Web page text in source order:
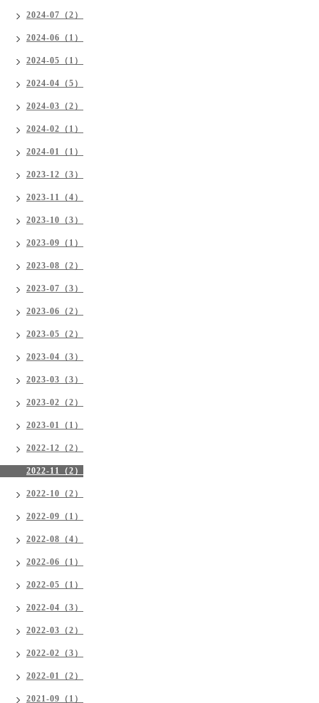
2024-07（2）
2024-06（1）
2024-05（1）
2024-04（5）
2024-03（2）
2024-02（1）
2024-01（1）
2023-12（3）
2023-11（4）
2023-10（3）
2023-09（1）
2023-08（2）
2023-07（3）
2023-06（2）
2023-05（2）
2023-04（3）
2023-03（3）
2023-02（2）
2023-01（1）
2022-12（2）
2022-11（2）
2022-10（2）
2022-09（1）
2022-08（4）
2022-06（1）
2022-05（1）
2022-04（3）
2022-03（2）
2022-02（3）
2022-01（2）
2021-09（1）